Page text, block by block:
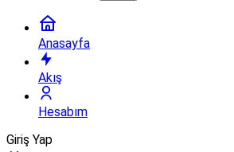
Anasayfa
Akış
Hesabım
Giriş Yap